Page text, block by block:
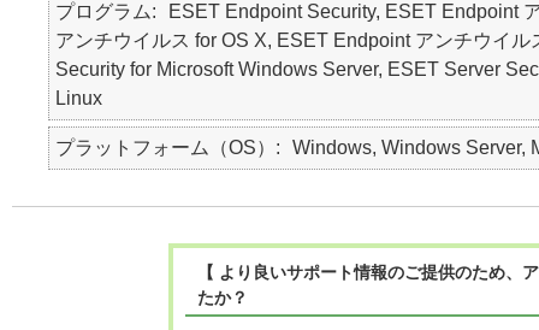
プログラム
ESET Endpoint Security, ESET Endpoint
アンチウイルス for OS X, ESET Endpoint アンチウイ
Security for Microsoft Windows Server, ESET Server
Linux
プラットフォーム（OS） Windows, Windows Server,
【 より良いサポート情報のご提供のため
たか？